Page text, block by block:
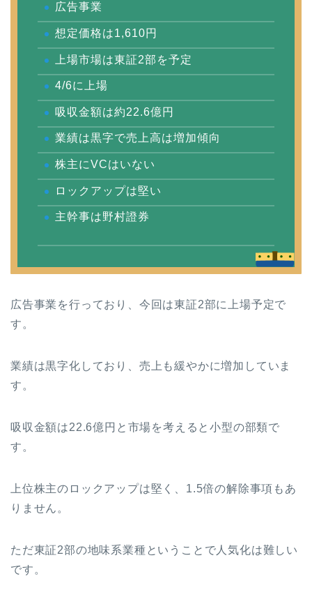
広告事業
想定価格は1,610円
上場市場は東証2部を予定
4/6に上場
吸収金額は約22.6億円
業績は黒字で売上高は増加傾向
株主にVCはいない
ロックアップは堅い
主幹事は野村證券
広告事業を行っており、今回は東証2部に上場予定で
す。
業績は黒字化しており、売上も緩やかに増加していま
す。
吸収金額は22.6億円と市場を考えると小型の部類で
す。
上位株主のロックアップは堅く、1.5倍の解除事項もあ
りません。
ただ東証2部の地味系業種ということで人気化は難しい
です。